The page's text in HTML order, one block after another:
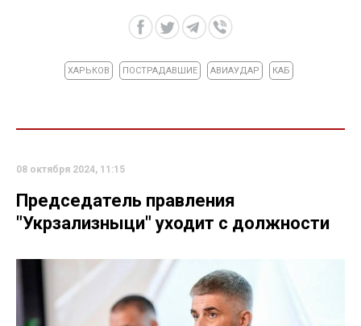
ХАРЬКОВ ПОСТРАДАВШИЕ АВИАУДАР КАБ
08 октября 2024, 11:15
Председатель правления
"Укрзализныци" уходит с должности